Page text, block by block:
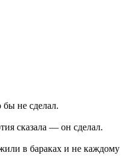
бы не сделал.
сказала — он сделал.
в бараках и не каждому